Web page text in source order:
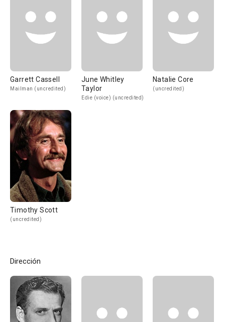
Garrett Cassell
Mailman (uncredited)
June Whitley
Taylor
Edie (voice) (uncredited)
Natalie Core
(uncredited)
Timothy Scott
(uncredited)
Dirección